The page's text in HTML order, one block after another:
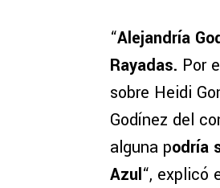
“Alejandría
Rayadas. Por
sobre Heidi
Godínez del
alguna podría
Azul“, explicó